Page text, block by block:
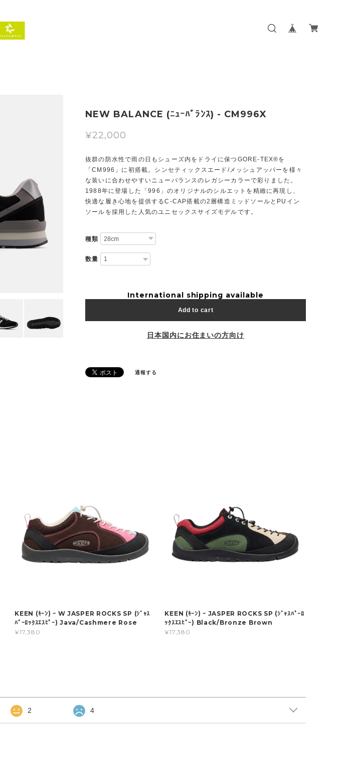
NEW BALANCE (ﾆｭｰﾊﾞﾗﾝｽ) - CM996X
¥22,000
抜群の防水性で雨の日もシューズ内をドライに保つGORE-TEX®を
「CM996」に初搭載。シンセティックスエード/メッシュアッパーを様々
な装いに合わせやすいニューバランスのレガシーカラーで彩りました。
1988年に登場した「996」のオリジナルのシルエットを精緻に再現し、
快適な履き心地を提供するC-CAP搭載の2層構造ミッドソールとPUイン
ソールを採用した人気のユニセックスサイズモデルです。
種類
数量
International shipping available
Add to cart
日本国内にお住まいの方向け
通報する
KEEN (ｷｰﾝ) ｰ W JASPER ROCKS SP (ｼﾞｬｽ
ﾊﾟｰﾛｯｸｽｴｽﾋﾟｰ) Java/Cashmere Rose
¥17,380
KEEN (ｷｰﾝ) ｰ JASPER ROCKS SP (ｼﾞｬｽﾊﾟｰﾛ
ｯｸｽｴｽﾋﾟｰ) Black/Bronze Brown
¥17,380
2 4